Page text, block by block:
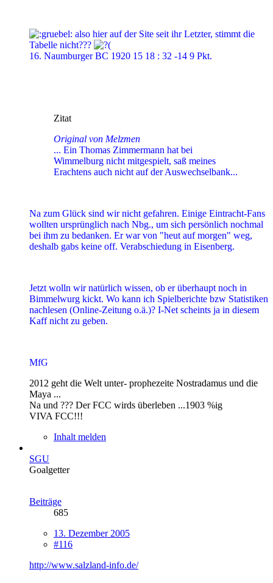
also hier auf der Site seit ihr Letzter, stimmt die
Tabelle nicht???
16. Naumburger BC 1920 15 18 : 32 -14 9 Pkt.
Zitat
Original von Melzmen
... Ein Thomas Zimmermann hat bei
Wimmelburg nicht mitgespielt, saß meines
Erachtens auch nicht auf der Auswechselbank...
Na zum Glück sind wir nicht gefahren. Einige Eintracht-Fans
wollten ursprünglich nach Nbg., um sich persönlich nochmal
bei ihm zu bedanken. Er war von "heut auf morgen" weg,
deshalb gabs keine off. Verabschiedung in Eisenberg.
Jetzt wolln wir natürlich wissen, ob er überhaupt noch in
Bimmelwurg kickt. Wo kann ich Spielberichte bzw Statistiken
nachlesen (Online-Zeitung o.ä.)? I-Net scheints ja in diesem
Kaff nicht zu geben.
MfG
2012 geht die Welt unter- prophezeite Nostradamus und die
Maya ...
Na und ??? Der FCC wirds überleben ...1903 %ig
VIVA FCC!!!
Inhalt melden
SGU
Goalgetter
Beiträge
685
13. Dezember 2005
#116
http://www.salzland-info.de/